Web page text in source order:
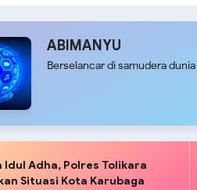
ABIMANYU
Berselancar di samudera
Idul Adha, Polres Tolikara
Situasi Kota Karubaga